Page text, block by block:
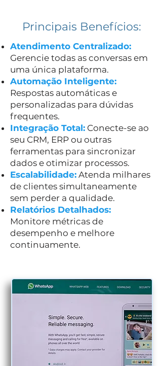
Principais Benefícios:
Atendimento Centralizado:
Gerencie todas as conversas em
uma única plataforma.
Automação Inteligente:
Respostas automáticas e
personalizadas para dúvidas
frequentes.
Integração Total: Conecte-se ao
seu CRM, ERP ou outras
ferramentas para sincronizar
dados e otimizar processos.
Escalabilidade: Atenda milhares
de clientes simultaneamente
sem perder a qualidade.
Relatórios Detalhados:
Monitore métricas de
desempenho e melhore
continuamente.